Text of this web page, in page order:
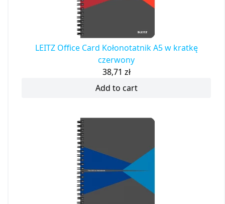
LEITZ Office Card Kołonotatnik A5 w kratkę
czerwony
38,71 zł
Add to cart